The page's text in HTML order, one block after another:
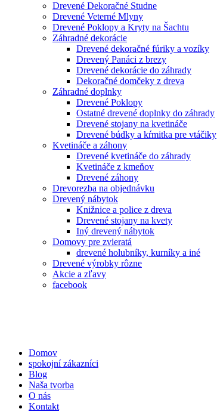
Drevené Dekoračné Studne
Drevené Veterné Mlyny
Drevené Poklopy a Kryty na Šachtu
Záhradné dekorácie
Drevené dekoračné fúriky a vozíky
Drevený Panáci z brezy
Drevené dekorácie do záhrady
Dekoračné domčeky z dreva
Záhradné doplnky
Drevené Poklopy
Ostatné drevené doplnky do záhrady
Drevené stojany na kvetináče
Drevené búdky a kŕmitka pre vtáčiky
Kvetináče a záhony
Drevené kvetináče do záhrady
Kvetináče z kmeňov
Drevené záhony
Drevorezba na objednávku
Drevený nábytok
Knižnice a police z dreva
Drevené stojany na kvety
Iný drevený nábytok
Domovy pre zvieratá
drevené holubníky, kurníky a iné
Drevené výrobky rôzne
Akcie a zľavy
facebook
Domov
spokojní zákazníci
Blog
Naša tvorba
O nás
Kontakt